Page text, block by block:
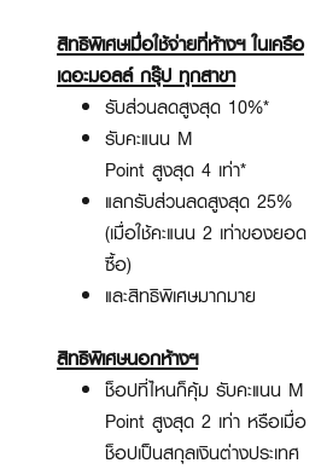
สิทธิพิเศษเมื่อใช้จ่ายที่ห้างฯ ในเครือ
เดอะมอลล์ กรุ๊ป ทุกสาขา​
รับส่วนลดสูงสุด 10%*​
รับคะแนน M
Point สูงสุด 4 เท่า*​
แลกรับส่วนลดสูงสุด 25%
(เมื่อใช้คะแนน 2 เท่าของยอด
ซื้อ)​
และสิทธิพิเศษมากมาย
สิทธิพิเศษนอกห้างฯ
ช็อปที่ไหนก็คุ้ม รับคะแนน M
Point สูงสุด 2 เท่า หรือเมื่อ
ช็อปเป็นสกุลเงินต่างประเทศ